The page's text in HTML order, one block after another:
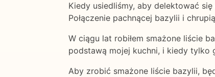
Kiedy usiedliśmy, aby delektować
Połączenie pachnącej bazylii i
W ciągu lat robiłem smażone liście
podstawą mojej kuchni, i kiedy tylko
Aby zrobić smażone liście bazylii,